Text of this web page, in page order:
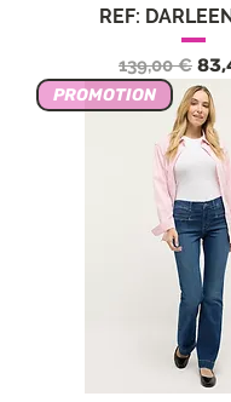
REF:
Обычная
139,00 €
PROMOTION